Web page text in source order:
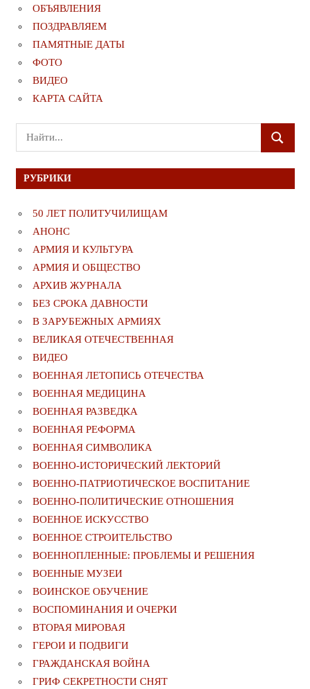
ОБЪЯВЛЕНИЯ
ПОЗДРАВЛЯЕМ
ПАМЯТНЫЕ ДАТЫ
ФОТО
ВИДЕО
КАРТА САЙТА
Поиск
для:
ПОИСК
РУБРИКИ
50 ЛЕТ ПОЛИТУЧИЛИЩАМ
АНОНС
АРМИЯ И КУЛЬТУРА
АРМИЯ И ОБЩЕСТВО
АРХИВ ЖУРНАЛА
БЕЗ СРОКА ДАВНОСТИ
В ЗАРУБЕЖНЫХ АРМИЯХ
ВЕЛИКАЯ ОТЕЧЕСТВЕННАЯ
ВИДЕО
ВОЕННАЯ ЛЕТОПИСЬ ОТЕЧЕСТВА
ВОЕННАЯ МЕДИЦИНА
ВОЕННАЯ РАЗВЕДКА
ВОЕННАЯ РЕФОРМА
ВОЕННАЯ СИМВОЛИКА
ВОЕННО-ИСТОРИЧЕСКИЙ ЛЕКТОРИЙ
ВОЕННО-ПАТРИОТИЧЕСКОЕ ВОСПИТАНИЕ
ВОЕННО-ПОЛИТИЧЕСКИE ОТНОШЕНИЯ
ВОЕННОЕ ИСКУССТВО
ВОЕННОЕ СТРОИТЕЛЬСТВО
ВОЕННОПЛЕННЫЕ: ПРОБЛЕМЫ И РЕШЕНИЯ
ВОЕННЫЕ МУЗЕИ
ВОИНСКОЕ ОБУЧЕНИЕ
ВОСПОМИНАНИЯ И ОЧЕРКИ
ВТОРАЯ МИРОВАЯ
ГЕРОИ И ПОДВИГИ
ГРАЖДАНСКАЯ ВОЙНА
ГРИФ СЕКРЕТНОСТИ СНЯТ